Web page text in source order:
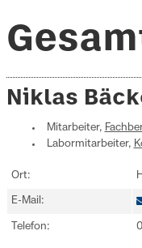
Niklas
Mitarbeiter,
Labormitarbeiter,
Ort:
E-Mail:
Telefon: